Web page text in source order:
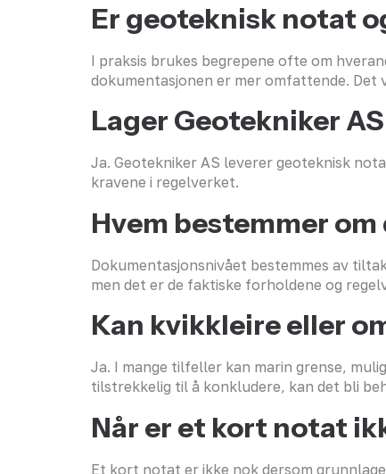
Er geoteknisk notat
I praksis brukes begrepene ofte om
dokumentasjonen er mer omfattende.
Lager Geotekniker
Ja. Geotekniker AS leverer geoteknisk
kravene i regelverket.
Hvem bestemmer
Dokumentasjonsnivået bestemmes av
men det er de faktiske forholdene og
Kan kvikkleire eller
Ja. I mange tilfeller kan marin grense,
tilstrekkelig til å konkludere, kan det bli
Når er et kort notat
Et kort notat er ikke nok dersom